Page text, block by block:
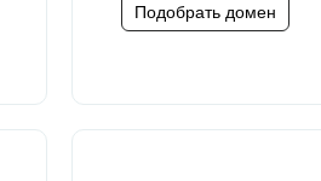
Подобрать домен